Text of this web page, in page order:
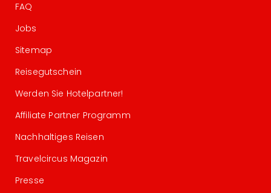
FAQ
Jobs
Sitemap
Reisegutschein
Werden Sie Hotelpartner!
Affiliate Partner Programm
Nachhaltiges Reisen
Travelcircus Magazin
Presse